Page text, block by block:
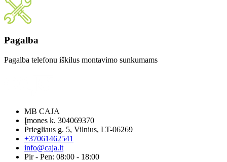
Pagalba
Pagalba telefonu iškilus montavimo sunkumams
MB CAJA
Įmones k. 304069370
Priegliaus g. 5, Vilnius, LT-06269
+37061462541
info@caja.lt
Pir - Pen: 08:00 - 18:00